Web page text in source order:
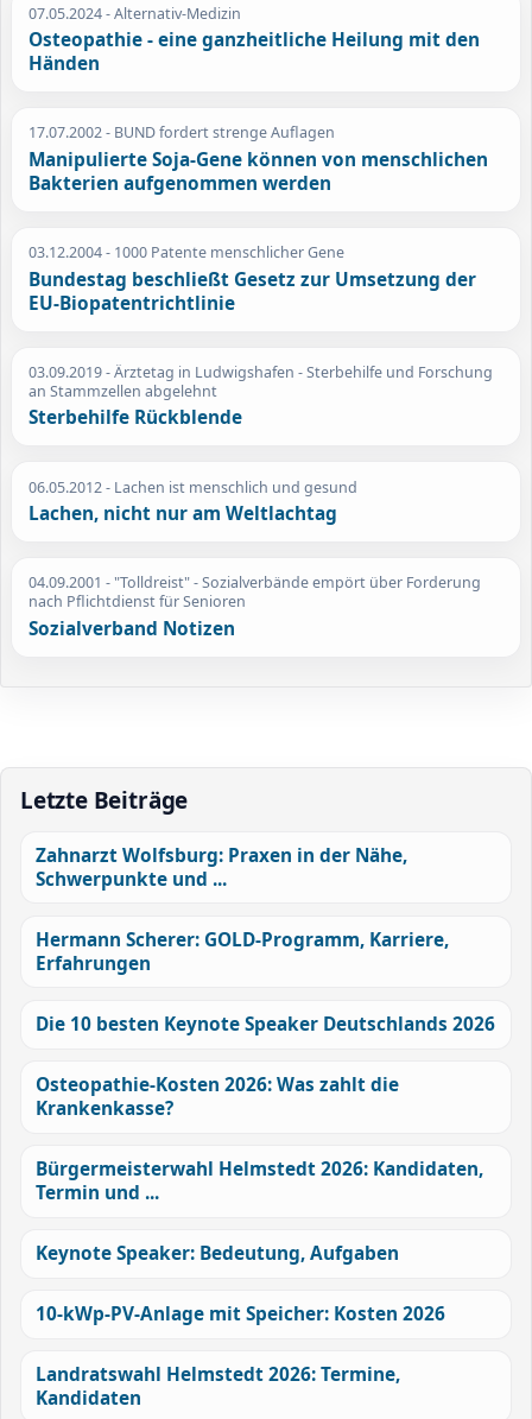
07.05.2024- Alternativ-Medizin
Osteopathie - eine ganzheitliche Heilung mit den
Händen
17.07.2002- BUND fordert strenge Auflagen
Manipulierte Soja-Gene können von menschlichen
Bakterien aufgenommen werden
03.12.2004- 1000 Patente menschlicher Gene
Bundestag beschließt Gesetz zur Umsetzung der
EU-Biopatentrichtlinie
03.09.2019- Ärztetag in Ludwigshafen - Sterbehilfe und Forschung
an Stammzellen abgelehnt
Sterbehilfe Rückblende
06.05.2012- Lachen ist menschlich und gesund
Lachen, nicht nur am Weltlachtag
04.09.2001 - "Tolldreist" - Sozialverbände empört über Forderung
nach Pflichtdienst für Senioren
Sozialverband Notizen
Letzte Beiträge
Zahnarzt Wolfsburg: Praxen in der Nähe,
Schwerpunkte und ...
Hermann Scherer: GOLD-Programm, Karriere,
Erfahrungen
Die 10 besten Keynote Speaker Deutschlands 2026
Osteopathie-Kosten 2026: Was zahlt die
Krankenkasse?
Bürgermeisterwahl Helmstedt 2026: Kandidaten,
Termin und ...
Keynote Speaker: Bedeutung, Aufgaben
10-kWp-PV-Anlage mit Speicher: Kosten 2026
Landratswahl Helmstedt 2026: Termine,
Kandidaten